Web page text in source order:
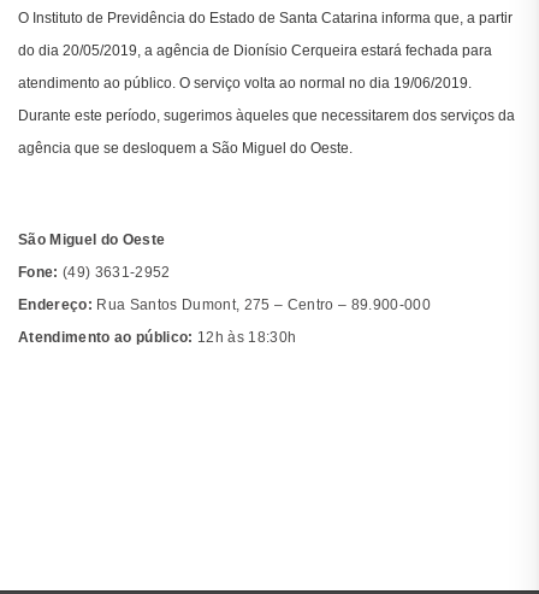
O Instituto de Previdência do Estado de Santa Catarina informa que, a partir
do dia 20/05/2019, a agência de Dionísio Cerqueira estará fechada para
atendimento ao público. O serviço volta ao normal no dia 19/06/2019.
Durante este período, sugerimos àqueles que necessitarem dos serviços da
agência que se desloquem a São Miguel do Oeste.
São Miguel do Oeste
Fone: (49) 3631-2952
Endereço: Rua Santos Dumont, 275 – Centro – 89.900-000
Atendimento ao público: 12h às 18:30h